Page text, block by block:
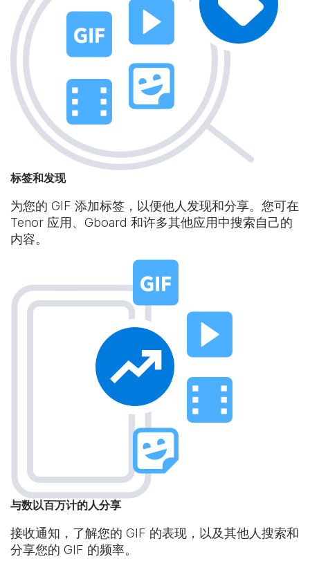
标签和发现
为您的 GIF 添加标签，以便他人发现和分享。您可在
Tenor 应用、Gboard 和许多其他应用中搜索自己的
内容。
与数以百万计的人分享
接收通知，了解您的 GIF 的表现，以及其他人搜索和
分享您的 GIF 的频率。